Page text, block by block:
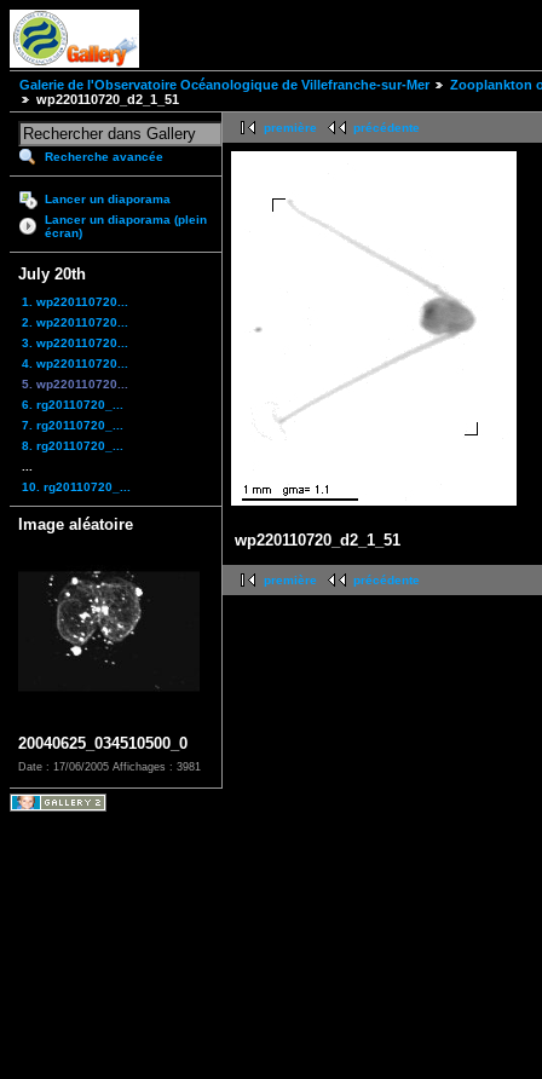
Galerie de l'Observatoire Océanologique de Villefranche-sur-Mer
Zooplankton
wp220110720_d2_1_51
Recherche avancée
Lancer un diaporama
Lancer un diaporama (plein
écran)
July 20th
1. wp220110720...
2. wp220110720...
3. wp220110720...
4. wp220110720...
5. wp220110720...
6. rg20110720_...
7. rg20110720_...
8. rg20110720_...
10. rg20110720_...
Image aléatoire
20040625_034510500_0
Date : 17/06/2005 Affichages : 3981
première précédente
wp220110720_d2_1_51
première précédente